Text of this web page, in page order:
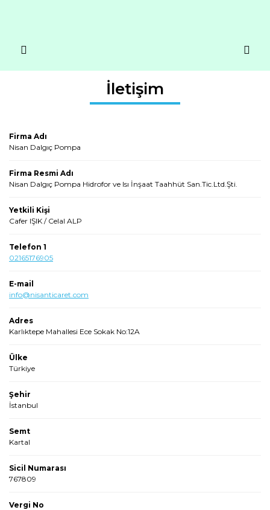
İletişim
Firma Adı
Nisan Dalgıç Pompa
Firma Resmi Adı
Nisan Dalgıç Pompa Hidrofor ve Isı İnşaat Taahhüt San.Tic.Ltd.Şti.
Yetkili Kişi
Cafer IŞIK / Celal ALP
Telefon 1
02165176905
E-mail
info@nisanticaret.com
Adres
Karlıktepe Mahallesi Ece Sokak No:12A
Ülke
Türkiye
Şehir
İstanbul
Semt
Kartal
Sicil Numarası
767809
Vergi No